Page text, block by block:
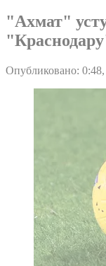
"Ахмат"
Опубликовано: